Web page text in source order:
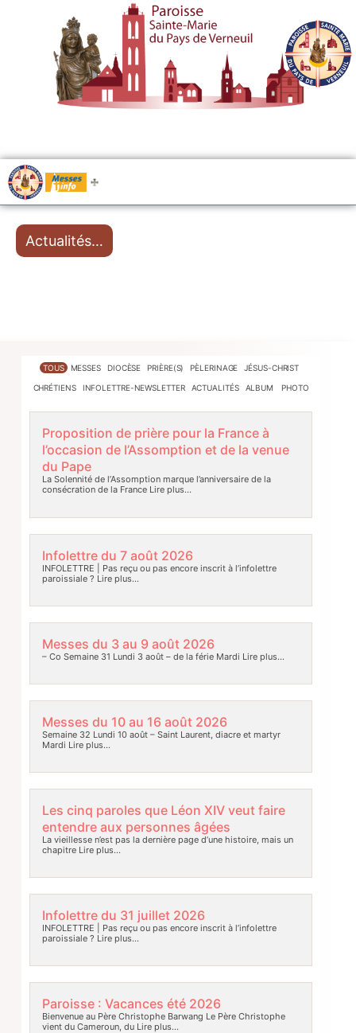
Messes
Actualités…
TOUS MESSES DIOCÈSE PRIÈRE(S) PÈLERINAGE JÉSUS-CHRIST
CHRÉTIENS INFOLETTRE-NEWSLETTER ACTUALITÉS ALBUM PHOTO
Proposition de prière pour la France à
l’occasion de l’Assomption et de la venue
du Pape
La Solennité de l’Assomption marque l’anniversaire de la
consécration de la FranceLire plus…
Infolettre du 7 août 2026
INFOLETTRE | Pas reçu ou pas encore inscrit à l’infolettre
paroissiale ? Lire plus…
Messes du 3 au 9 août 2026
– Co Semaine 31 Lundi 3 août – de la férie Mardi Lire plus…
Messes du 10 au 16 août 2026
Semaine 32 Lundi 10 août – Saint Laurent, diacre et martyr
Mardi Lire plus…
Les cinq paroles que Léon XIV veut faire
entendre aux personnes âgées
La vieillesse n’est pas la dernière page d’une histoire, mais un
chapitreLire plus…
Infolettre du 31 juillet 2026
INFOLETTRE | Pas reçu ou pas encore inscrit à l’infolettre
paroissiale ? Lire plus…
Paroisse : Vacances été 2026
Bienvenue au Père Christophe Barwang Le Père Christophe
vient du Cameroun, duLire plus…